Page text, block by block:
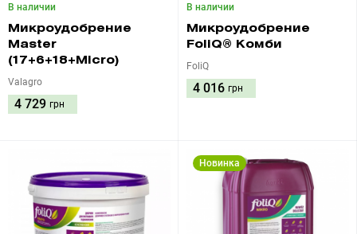
В наличии
Микроудобрение
Master
(17+6+18+Micro)
Valagro
4 729 грн
В наличии
Микроудобрение
FoliQ® Комби
FoliQ
4 016 грн
Новинка